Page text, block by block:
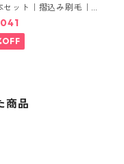
ット｜摺込み刷毛｜夏
質が硬い）0.5分
商品